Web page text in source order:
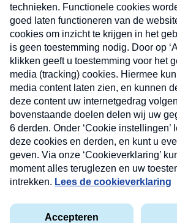
Privacyverklaring
Cookieverklaring
Nieuwsbrief
Neem hier een gratis abonnement
nieuwsbrief. Elke vrijdag- en